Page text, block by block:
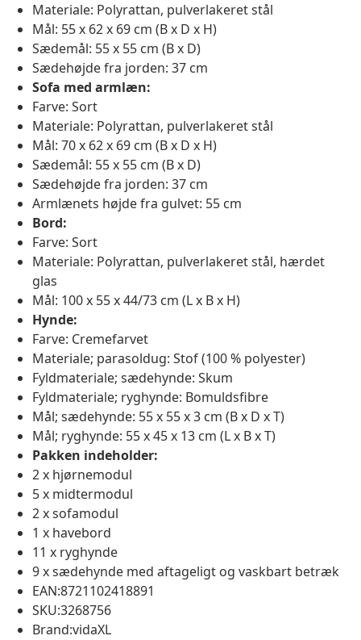
Materiale: Polyrattan, pulverlakeret stål
Mål: 55 x 62 x 69 cm (B x D x H)
Sædemål: 55 x 55 cm (B x D)
Sædehøjde fra jorden: 37 cm
Sofa med armlæn:
Farve: Sort
Materiale: Polyrattan, pulverlakeret stål
Mål: 70 x 62 x 69 cm (B x D x H)
Sædemål: 55 x 55 cm (B x D)
Sædehøjde fra jorden: 37 cm
Armlænets højde fra gulvet: 55 cm
Bord:
Farve: Sort
Materiale: Polyrattan, pulverlakeret stål, hærdet
glas
Mål: 100 x 55 x 44/73 cm (L x B x H)
Hynde:
Farve: Cremefarvet
Materiale; parasoldug: Stof (100 % polyester)
Fyldmateriale; sædehynde: Skum
Fyldmateriale; ryghynde: Bomuldsfibre
Mål; sædehynde: 55 x 55 x 3 cm (B x D x T)
Mål; ryghynde: 55 x 45 x 13 cm (L x B x T)
Pakken indeholder:
2 x hjørnemodul
5 x midtermodul
2 x sofamodul
1 x havebord
11 x ryghynde
9 x sædehynde med aftageligt og vaskbart betræk
EAN:8721102418891
SKU:3268756
Brand:vidaXL